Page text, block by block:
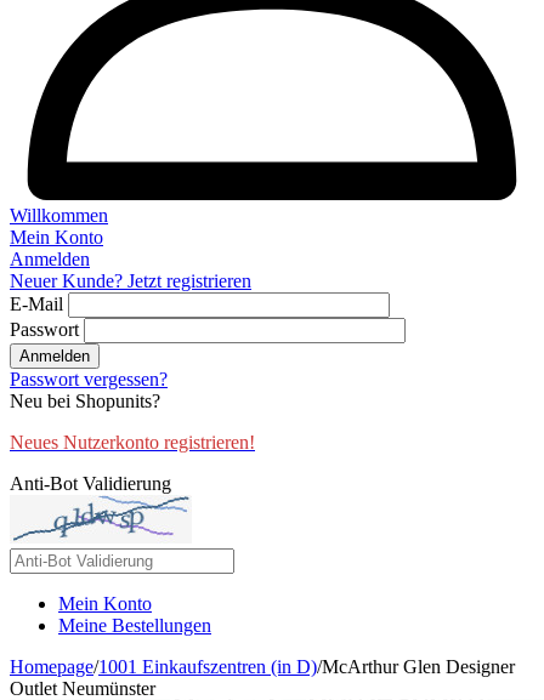
Willkommen
Mein Konto
Anmelden
Neuer Kunde? Jetzt registrieren
E-Mail
Passwort
Anmelden
Passwort vergessen?
Neu bei Shopunits?
Neues Nutzerkonto registrieren!
Anti-Bot Validierung
Mein Konto
Meine Bestellungen
Homepage/1001 Einkaufszentren (in D)/McArthur Glen Designer
Outlet Neumünster